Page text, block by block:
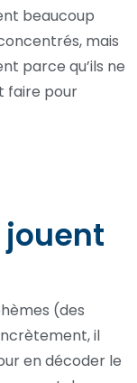
beaucoup
mais
parce qu’ils ne
faire pour
jouent
(des
il
en décoder le